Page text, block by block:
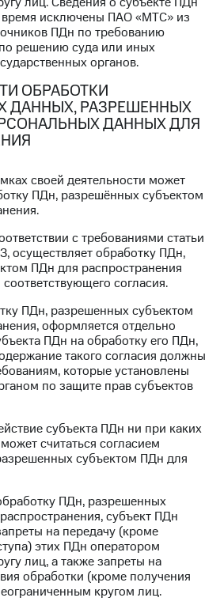
время исключены ПАО «МТС» из
ПДн по требованию
решению суда или иных
органов.
ОБРАБОТКИ
ДАННЫХ, РАЗРЕШЕННЫХ
ДАННЫХ ДЛЯ
своей деятельности может
ПДн, разрешённых субъектом
с требованиями статьи
осуществляет обработку ПДн,
ПДн для распространения
согласия.
ПДн, разрешенных субъектом
оформляется отдельно
ПДн на обработку его ПДн,
такого согласия должны
которые установлены
по защите прав субъектов
субъекта ПДн ни при каких
считаться согласием
субъектом ПДн для
ПДн, разрешенных
субъект ПДн
на передачу (кроме
этих ПДн оператором
лиц, а также запреты на
обработки (кроме получения
кругом лиц.